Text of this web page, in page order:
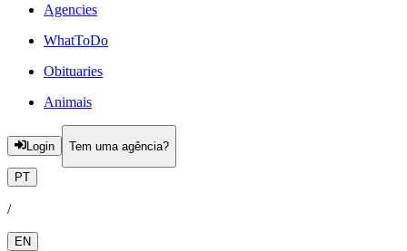
Agencies
WhatToDo
Obituaries
Animais
Login Tem uma agência?
PT
/
EN